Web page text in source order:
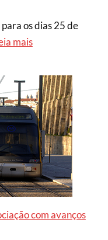
os dias 25 de
mais
com avanços